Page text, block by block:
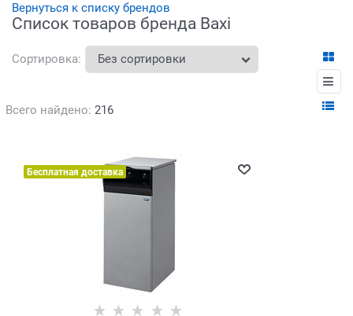
Вернуться к списку брендов
Список товаров бренда Baxi
Сортировка:
Всего найдено: 216
Бесплатная доставка